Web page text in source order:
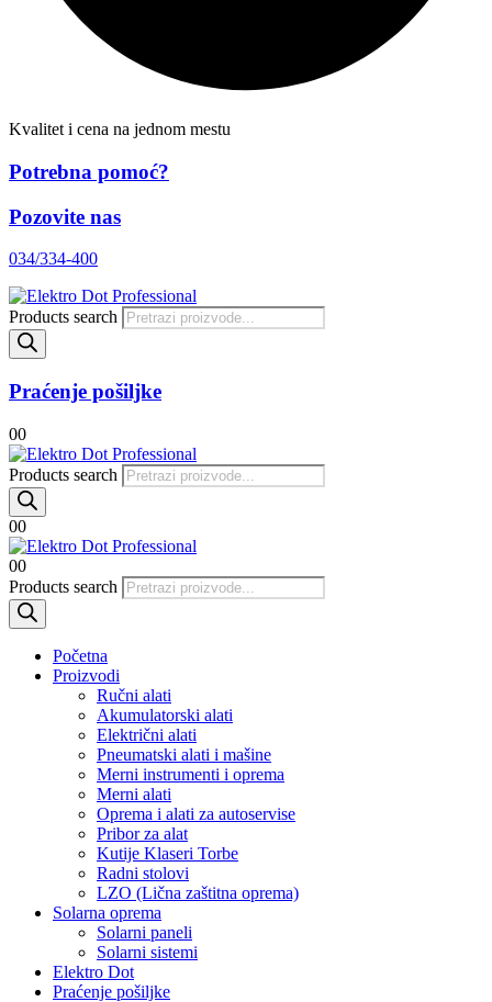
Kvalitet i cena na jednom mestu
Potrebna pomoć?
Pozovite nas
034/334-400
Products search
Praćenje pošiljke
00
Products search
00
00
Products search
Početna
Proizvodi
Ručni alati
Akumulatorski alati
Električni alati
Pneumatski alati i mašine
Merni instrumenti i oprema
Merni alati
Oprema i alati za autoservise
Pribor za alat
Kutije Klaseri Torbe
Radni stolovi
LZO (Lična zaštitna oprema)
Solarna oprema
Solarni paneli
Solarni sistemi
Elektro Dot
Praćenje pošiljke